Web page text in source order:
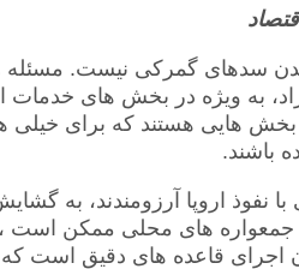
سدهای گمرکی نیست.
به ویژه در بخش های
بخش هایی هستند که برای
باشند.
نفوذ اروپا آرزومندند، به
جمعواره های محلی ممکن است
اجرای قاعده های دقیق است